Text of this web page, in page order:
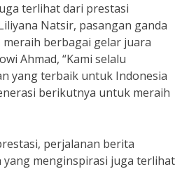
terlihat dari prestasi
Natsir, pasangan ganda
berbagai gelar juara
Ahmad, “Kami selalu
yang terbaik untuk Indonesia
berikutnya untuk meraih
perjalanan berita
yang menginspirasi juga terlihat